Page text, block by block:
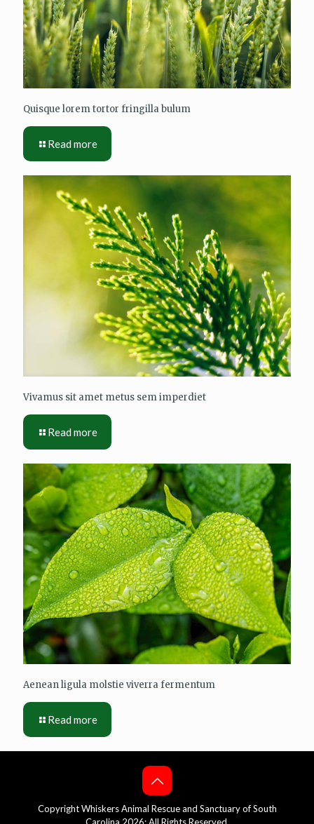
Quisque lorem tortor fringilla bulum
Read more
Vivamus sit amet metus sem imperdiet
Read more
Aenean ligula molstie viverra fermentum
Read more
Copyright Whiskers Animal Rescue and Sanctuary of South